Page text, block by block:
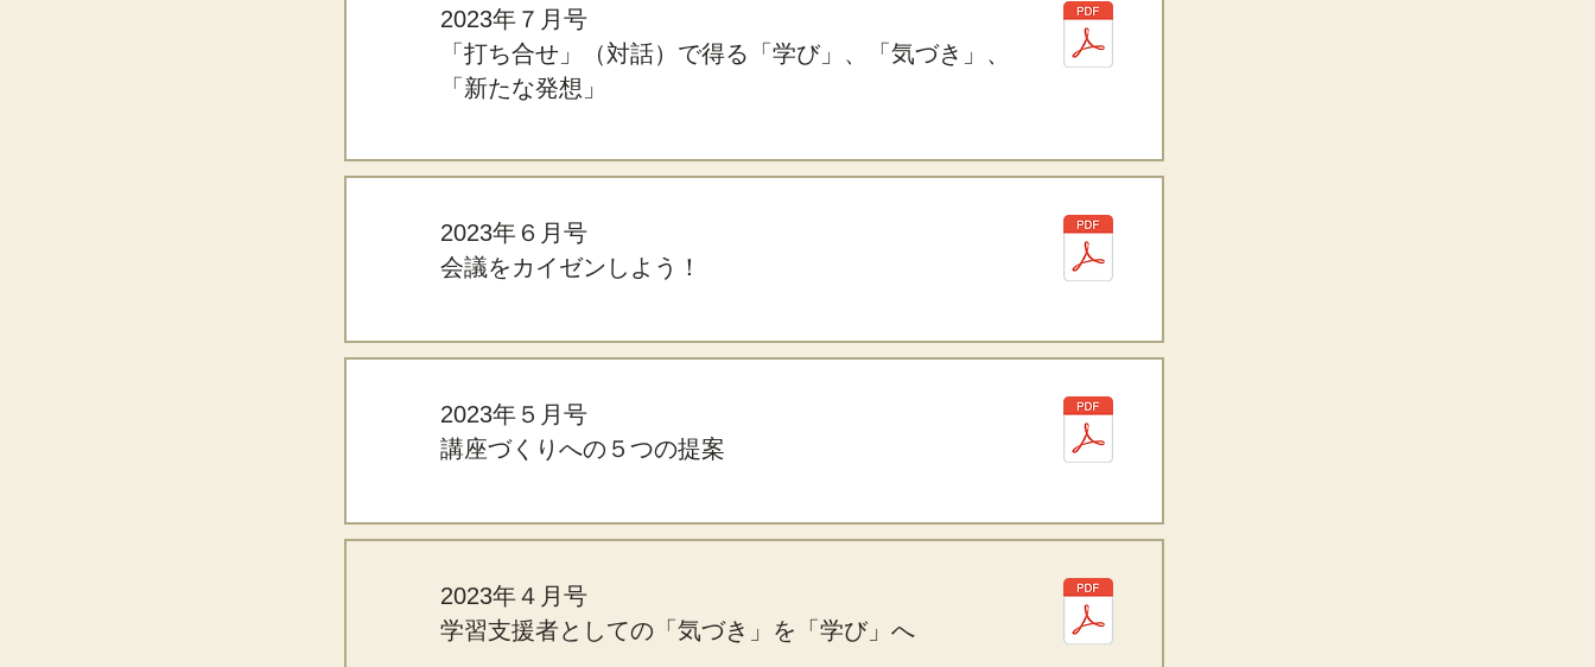
2023年７月号
「打ち合せ」（対話）で得る「学び」、「気づき」、
「新たな発想」
2023年６月号
会議をカイゼンしよう！
2023年５月号
講座づくりへの５つの提案
2023年４月号
学習支援者としての「気づき」を「学び」へ